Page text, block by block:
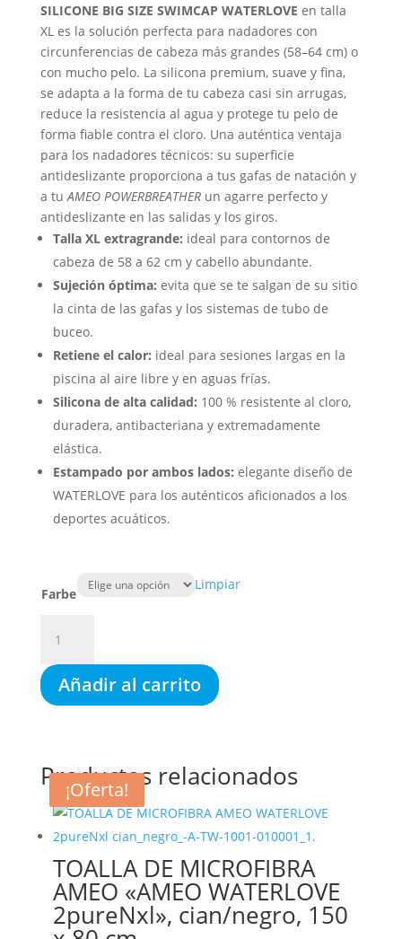
SILICONE BIG SIZE SWIMCAP WATERLOVE en talla
XL es la solución perfecta para nadadores con
circunferencias de cabeza más grandes (58–64 cm) o
con mucho pelo. La silicona premium, suave y fina,
se adapta a la forma de tu cabeza casi sin arrugas,
reduce la resistencia al agua y protege tu pelo de
forma fiable contra el cloro. Una auténtica ventaja
para los nadadores técnicos: su superficie
antideslizante proporciona a tus gafas de natación y
a tuAMEO POWERBREATHERun agarre perfecto y
antideslizante en las salidas y los giros.
Talla XL extragrande: ideal para contornos de
cabeza de 58 a 62 cm y cabello abundante.
Sujeción óptima: evita que se te salgan de su sitio
la cinta de las gafas y los sistemas de tubo de
buceo.
Retiene el calor: ideal para sesiones largas en la
piscina al aire libre y en aguas frías.
Silicona de alta calidad: 100 % resistente al cloro,
duradera, antibacteriana y extremadamente
elástica.
Estampado por ambos lados: elegante diseño de
WATERLOVE para los auténticos aficionados a los
deportes acuáticos.
Farbe
Limpiar
SILICONE
BIG
SIZE
SWIMCAP
de
baño
XL,
en
colores
cantidad
Añadir al carrito
Productos relacionados
¡Oferta!
TOALLA DE MICROFIBRA
AMEO «AMEO WATERLOVE
2pureNxl», cian/negro, 150
¡Oferta!